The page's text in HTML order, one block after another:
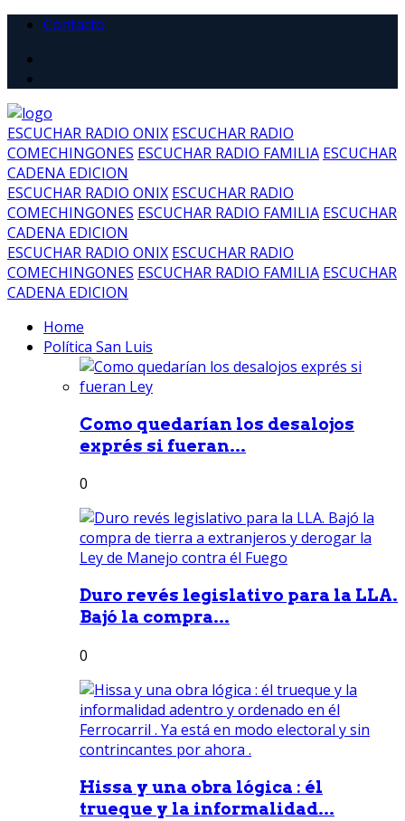
Contacto
ESCUCHAR RADIO ONIX ESCUCHAR RADIO
COMECHINGONES ESCUCHAR RADIO FAMILIA ESCUCHAR
CADENA EDICION
ESCUCHAR RADIO ONIX ESCUCHAR RADIO
COMECHINGONES ESCUCHAR RADIO FAMILIA ESCUCHAR
CADENA EDICION
ESCUCHAR RADIO ONIX ESCUCHAR RADIO
COMECHINGONES ESCUCHAR RADIO FAMILIA ESCUCHAR
CADENA EDICION
Home
Política San Luis
Como quedarían los desalojos
exprés si fueran...
0
Duro revés legislativo para la LLA.
Bajó la compra...
0
Hissa y una obra lógica : él
trueque y la informalidad...